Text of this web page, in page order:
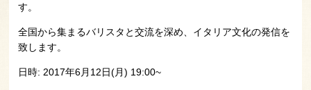
す。
全国から集まるバリスタと交流を深め、イタリア文化の発信を
致します。
日時: 2017年6月12日(月) 19:00~